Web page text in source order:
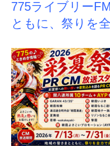
775ライブリー
ともに、祭りを